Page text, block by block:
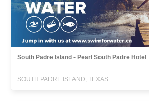
South Padre Island - Pearl South Padre Hotel
SOUTH PADRE ISLAND, TEXAS